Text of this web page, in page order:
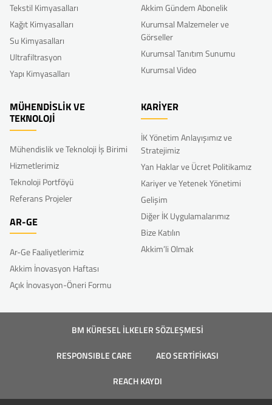
Tekstil Kimyasalları
Kağıt Kimyasalları
Su Kimyasalları
Ultrafiltrasyon
Yapı Kimyasalları
Akkim Gündem Abonelik
Kurumsal Malzemeler ve
Görseller
Kurumsal Tanıtım Sunumu
Kurumsal Video
MÜHENDİSLİK VE
TEKNOLOJİ
Mühendislik ve Teknoloji İş Birimi
Hizmetlerimiz
Teknoloji Portföyü
Referans Projeler
AR-GE
Ar-Ge Faaliyetlerimiz
Akkim İnovasyon Haftası
Açık İnovasyon-Öneri Formu
KARİYER
İK Yönetim Anlayışımız ve
Stratejimiz
Yan Haklar ve Ücret Politikamız
Kariyer ve Yetenek Yönetimi
Gelişim
Diğer İK Uygulamalarımız
Bize Katılın
Akkim’li Olmak
BM KÜRESEL İLKELER SÖZLEŞMESİ
RESPONSIBLE CARE
AEO SERTİFİKASI
REACH KAYDI